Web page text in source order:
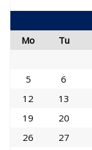
Mo
Tu
5
6
12
13
19
20
26
27